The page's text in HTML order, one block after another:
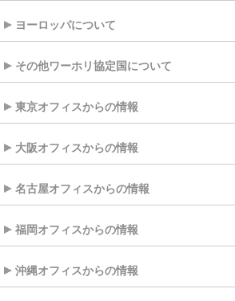
ヨーロッパについて
その他ワーホリ協定国について
東京オフィスからの情報
大阪オフィスからの情報
名古屋オフィスからの情報
福岡オフィスからの情報
沖縄オフィスからの情報